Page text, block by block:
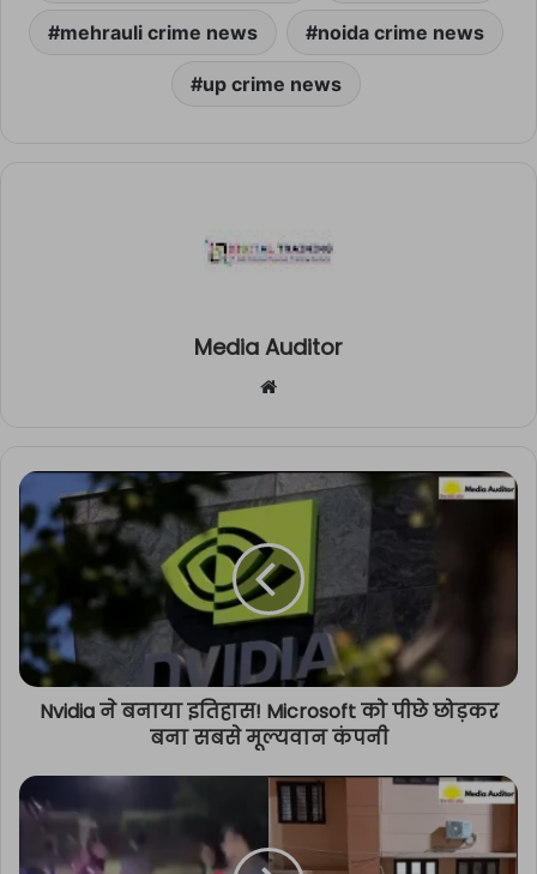
mehrauli crime news noida crime news
up crime news
Media Auditor
Website
Nvidia ने बनाया इतिहास! Microsoft को पीछे छोड़कर
बना सबसे मूल्यवान कंपनी